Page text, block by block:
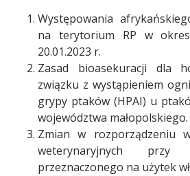
Występowania
na terytorium RP w
20.01.2023 r.
Zasad bioasekuracji dla
związku z wystąpieniem
grypy ptaków (HPAI) u
województwa małopolskiego.
Zmian w rozporządzeniu
weterynaryjnych przy
przeznaczonego na użytek